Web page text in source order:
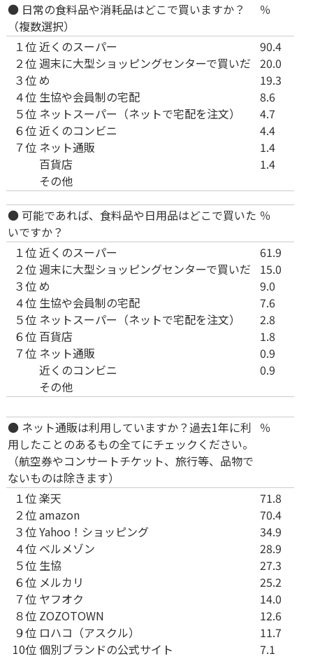
● 日常の食料品や消耗品はどこで買いますか？
（複数選択）
％
１位
２位
３位
４位
５位
６位
７位
近くのスーパー
週末に大型ショッピングセンターで買いだ
め
生協や会員制の宅配
ネットスーパー（ネットで宅配を注文）
近くのコンビニ
ネット通販
百貨店
その他
90.4
20.0
19.3
8.6
4.7
4.4
1.4
1.4
● 可能であれば、食料品や日用品はどこで買いた
いですか？
％
１位
２位
３位
４位
５位
６位
７位
近くのスーパー
週末に大型ショッピングセンターで買いだ
め
生協や会員制の宅配
ネットスーパー（ネットで宅配を注文）
百貨店
ネット通販
近くのコンビニ
その他
61.9
15.0
9.0
7.6
2.8
1.8
0.9
0.9
● ネット通販は利用していますか？過去1年に利
用したことのあるもの全てにチェックください。
（航空券やコンサートチケット、旅行等、品物で
ないものは除きます）
％
１位
２位
３位
４位
５位
６位
７位
８位
９位
10位
楽天
amazon
Yahoo！ショッピング
ベルメゾン
生協
メルカリ
ヤフオク
ZOZOTOWN
ロハコ（アスクル）
個別ブランドの公式サイト
71.8
70.4
34.9
28.9
27.3
25.2
14.0
12.6
11.7
7.1